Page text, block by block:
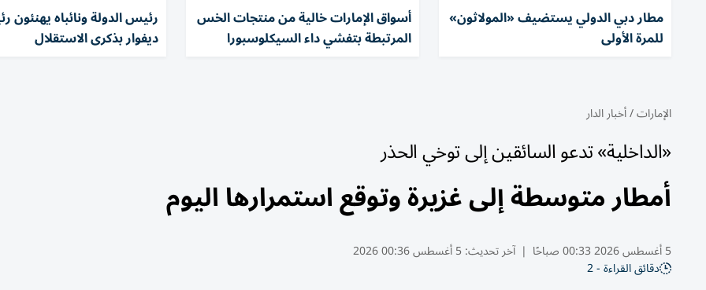
مطار دبي الدولي يستضيف «المولاثون»
للمرة الأولى
أسواق الإمارات خالية من منتجات الخس
المرتبطة بتفشي داء السيكلوسبورا
رئيس الدولة ونائباه
ديفوار بذكرى الاستقلال
الإمارات/أخبار الدار
«الداخلية» تدعو السائقين إلى توخي الحذر
أمطار متوسطة إلى غزيرة وتوقع استمرارها اليوم
5 أغسطس 2026 00:33 صباحًا | آخر تحديث:5 أغسطس 00:36 2026
دقائق القراءة - 2